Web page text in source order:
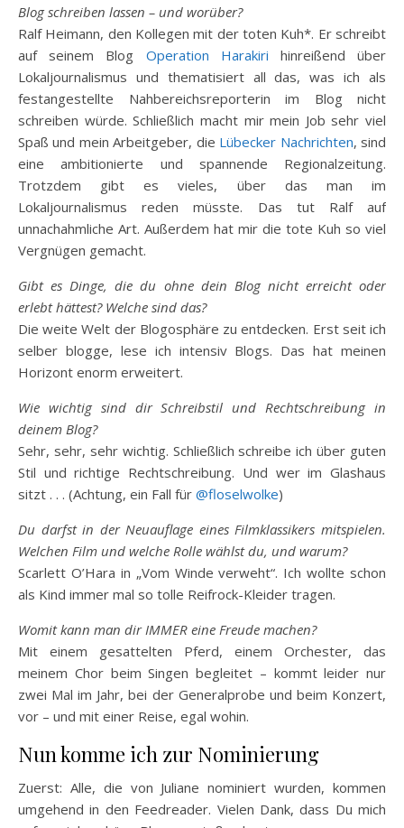
Blog schreiben lassen – und worüber?
Ralf Heimann, den Kollegen mit der toten Kuh*. Er schreibt
auf seinem Blog Operation Harakiri hinreißend über
Lokaljournalismus und thematisiert all das, was ich als
festangestellte Nahbereichsreporterin im Blog nicht
schreiben würde. Schließlich macht mir mein Job sehr viel
Spaß und mein Arbeitgeber, die Lübecker Nachrichten, sind
eine ambitionierte und spannende Regionalzeitung.
Trotzdem gibt es vieles, über das man im
Lokaljournalismus reden müsste. Das tut Ralf auf
unnachahmliche Art. Außerdem hat mir die tote Kuh so viel
Vergnügen gemacht.
Gibt es Dinge, die du ohne dein Blog nicht erreicht oder
erlebt hättest? Welche sind das?
Die weite Welt der Blogosphäre zu entdecken. Erst seit ich
selber blogge, lese ich intensiv Blogs. Das hat meinen
Horizont enorm erweitert.
Wie wichtig sind dir Schreibstil und Rechtschreibung in
deinem Blog?
Sehr, sehr, sehr wichtig. Schließlich schreibe ich über guten
Stil und richtige Rechtschreibung. Und wer im Glashaus
sitzt . . . (Achtung, ein Fall für @floselwolke)
Du darfst in der Neuauflage eines Filmklassikers mitspielen.
Welchen Film und welche Rolle wählst du, und warum?
Scarlett O’Hara in „Vom Winde verweht“. Ich wollte schon
als Kind immer mal so tolle Reifrock-Kleider tragen.
Womit kann man dir IMMER eine Freude machen?
Mit einem gesattelten Pferd, einem Orchester, das
meinem Chor beim Singen begleitet – kommt leider nur
zwei Mal im Jahr, bei der Generalprobe und beim Konzert,
vor – und mit einer Reise, egal wohin.
Nun komme ich zur Nominierung
Zuerst: Alle, die von Juliane nominiert wurden, kommen
umgehend in den Feedreader. Vielen Dank, dass Du mich